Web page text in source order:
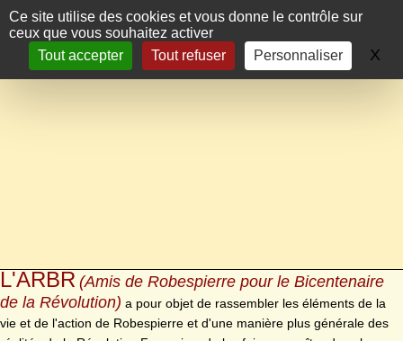
Panneau de gestion des cookies
Ce site utilise des cookies et vous donne le contrôle sur
ceux que vous souhaitez activer
Tout accepter
Tout refuser Personnaliser X
L'ARBR (Amis de Robespierre pour le Bicentenaire
de la Révolution) a pour objet de rassembler les éléments de la
vie et de l'action de Robespierre et d'une manière plus générale des